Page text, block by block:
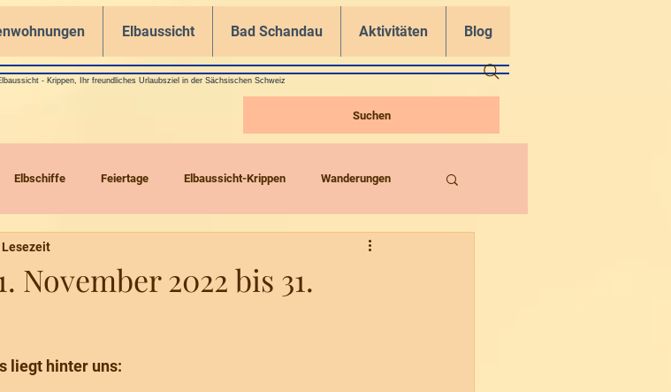
Elbaussicht Bad Schandau Aktivitäten Blog
- Krippen, Ihr freundliches Urlaubsziel in der Sächsischen Schweiz
Suchen
Elbschiffe Feiertage Elbaussicht-Krippen Wanderungen
November 2022 bis 31.
Lesezeit
liegt hinter uns: